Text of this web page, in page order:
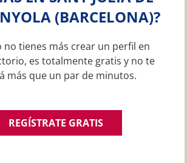
(BARCELONA)?
no tienes más crear un perfil en
es totalmente gratis y no te
más que un par de minutos.
REGÍSTRATE GRATIS